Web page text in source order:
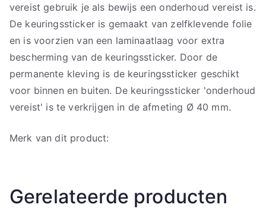
vereist gebruik je als bewijs een onderhoud vereist is.
De keuringssticker is gemaakt van zelfklevende folie
en is voorzien van een laminaatlaag voor extra
bescherming van de keuringssticker. Door de
permanente kleving is de keuringssticker geschikt
voor binnen en buiten. De keuringssticker 'onderhoud
vereist' is te verkrijgen in de afmeting Ø 40 mm.
Merk van dit product:
Gerelateerde producten